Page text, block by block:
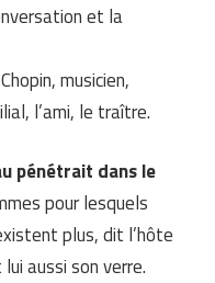
et la
musicien,
l’ami, le traître.
pénétrait dans le
pour lesquels
plus, dit l’hôte
aussi son verre.